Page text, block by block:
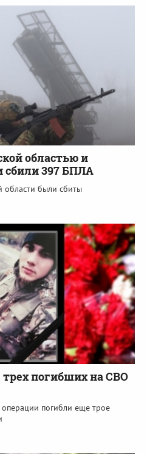
областью и
397 БПЛА
области были сбиты
погибших на СВО
погибли еще трое